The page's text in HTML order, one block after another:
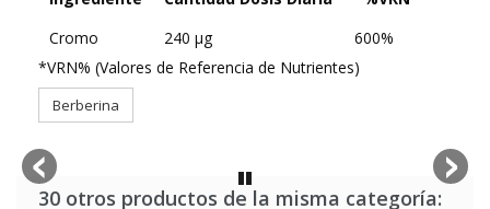
Cromo
240 μg
600%
*VRN% (Valores de Referencia de Nutrientes)
Berberina
30 otros productos de la misma categoría: